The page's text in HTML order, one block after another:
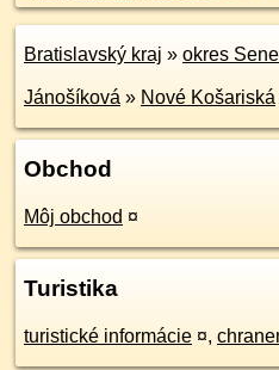
Bratislavský kraj » okres
Jánošíková » Nové Košariská
Obchod
Môj obchod ¤
Turistika
turistické informácie ¤,